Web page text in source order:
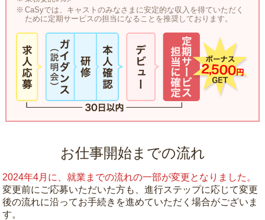
CaSyでは、キャストのみなさまに安定的な収入を得ていただく
ために定期サービスの担当になることを推奨しております。
お仕事開始までの流れ
2024年4月に、就業までの流れの一部が変更となりました。
変更前にご応募いただいた方も、進行ステップに応じて変更
後の流れに沿ってお手続きを進めていただく場合がございま
す。